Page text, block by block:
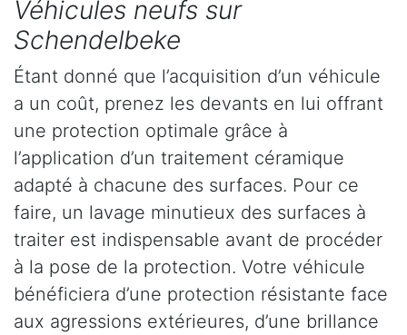
Véhicules neufs sur
Schendelbeke
Étant donné que l’acquisition d’un véhicule
a un coût, prenez les devants en lui offrant
une protection optimale grâce à
l’application d’un traitement céramique
adapté à chacune des surfaces. Pour ce
faire, un lavage minutieux des surfaces à
traiter est indispensable avant de procéder
à la pose de la protection. Votre véhicule
bénéficiera d’une protection résistante face
aux agressions extérieures, d’une brillance